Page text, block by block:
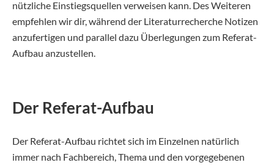
nützliche Einstiegsquellen verweisen kann. Des Weiteren
empfehlen wir dir, während der Literaturrecherche Notizen
anzufertigen und parallel dazu Überlegungen zum Referat-
Aufbau anzustellen.
Der Referat-Aufbau
Der Referat-Aufbau richtet sich im Einzelnen natürlich
immer nach Fachbereich, Thema und den vorgegebenen